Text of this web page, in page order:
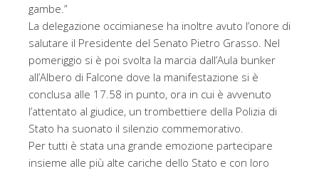
gambe.”
La delegazione occimianese ha inoltre avuto l’onore di
salutare il Presidente del Senato Pietro Grasso. Nel
pomeriggio si è poi svolta la marcia dall’Aula bunker
all’Albero di Falcone dove la manifestazione si è
conclusa alle 17.58 in punto, ora in cui è avvenuto
l’attentato al giudice, un trombettiere della Polizia di
Stato ha suonato il silenzio commemorativo.
Per tutti è stata una grande emozione partecipare
insieme alle più alte cariche dello Stato e con loro